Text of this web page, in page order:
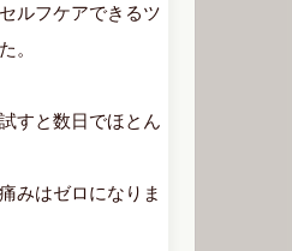
ルフケアできるツ
。
すと数日でほとん
みはゼロになりま